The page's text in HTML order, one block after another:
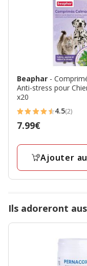
Beaphar -
Anti-stress pour
x20
4.5
étoiles
avis
4.5(2)
Prix
7.99€
Ajouter
Ils adoreront